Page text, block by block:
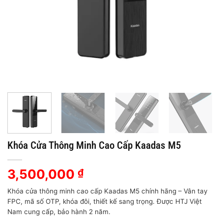
Khóa Cửa Thông Minh Cao Cấp Kaadas M5
3,500,000 ₫
Khóa cửa thông minh cao cấp Kaadas M5 chính hãng – Vân tay
FPC, mã số OTP, khóa đôi, thiết kế sang trọng. Được HTJ Việt
Nam cung cấp, bảo hành 2 năm.